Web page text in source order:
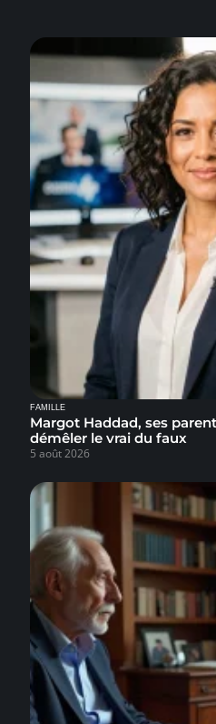
FAMILLE
Margot Haddad, ses
démêler le vrai du faux
5 août 2026